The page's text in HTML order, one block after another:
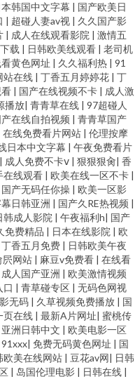
本韩国中文字幕 | 国产欧美日
| 超碰人妻av视 | 久久国产影
| 成人在线观看影院 | 激情五
载 | 日韩欧美线观看 | 老司机
黄色网址 | 久久福利热 | 91
站在线 | 丁香五月婷婷花 | 丁
| 国产在线视频不卡 | 成人激
播放| 青青草在线 | 97超碰人
产在线自拍视频 | 青青草国产
在线免费看片网站 | 伦理按摩
日本中文字幕 | 午夜免费看片
| 成人免费不卡ⅴ | 狠狠狠肏| 香
在线观看 | 欧美在线一区不卡 |
国产无码任你操 | 欧美一区影
日韩亚洲 | 国产久RE热视频 |
韩成人影院 | 午夜福利h| 国产
免费精品 | 日本在线影院 | 欧
丁香五月免费 | 日韩欧美午夜
屄网站 | 麻豆v免费看 | 在线看
成人国产亚洲 | 欧美激情视频
口 | 青草碰专区 | 无码色网视
无码 | 久草视频免费播放 | 国
页在线 | 最新A片网址| 蜜桃传
亚洲日韩中文 | 欧美电影一区
91xxx| 免费无码黄色网址 | 国
欧美在线网站 | 豆花av网| 日韩
| 岛国伦理电影 | 日韩在线 |